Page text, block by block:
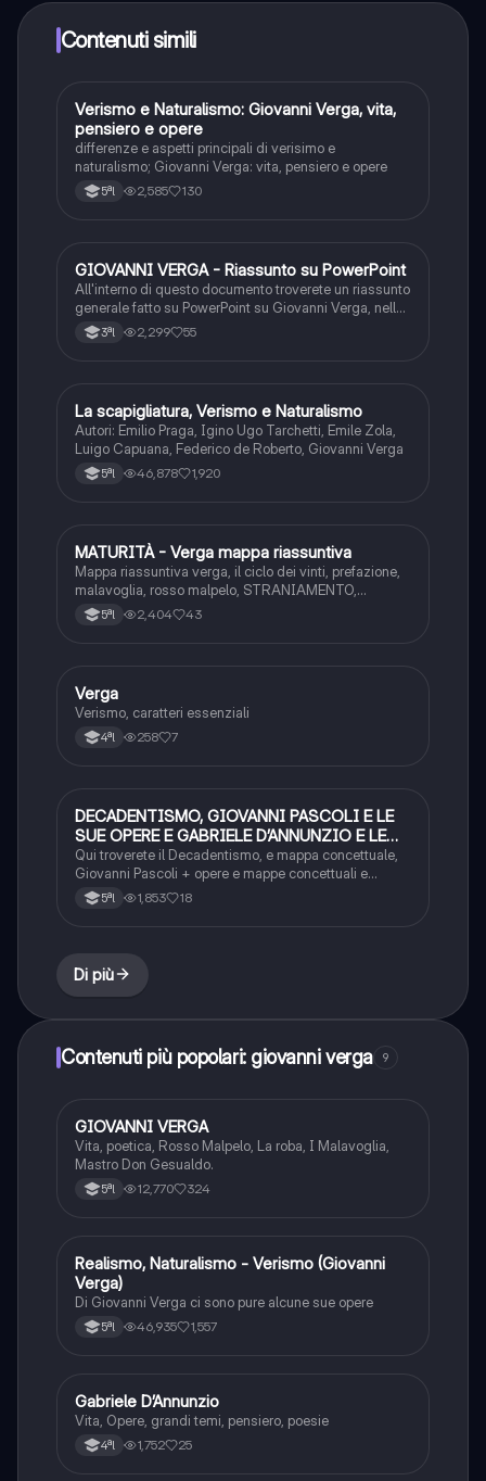
Knowunity Premium, che consente di studiare senza
alcun limite!!
Contenuti simili
Italiano
Verismo e Naturalismo: Giovanni Verga, vita,
pensiero e opere
differenze e aspetti principali di verisimo e
naturalismo; Giovanni Verga: vita, pensiero e opere
5ªl 2,585 130
Italiano
GIOVANNI VERGA - Riassunto su PowerPoint
All'interno di questo documento troverete un riassunto
generale fatto su PowerPoint su Giovanni Verga, nello
specifico: Vita, Firenze, Milano, Il ritorno in Sicilia,
Tecniche narratologiche, La poetica, I Malavoglia e
3ªl 2,299 55
Italiano
La scapigliatura, Verismo e Naturalismo
Autori: Emilio Praga, Igino Ugo Tarchetti, Emile Zola,
Luigo Capuana, Federico de Roberto, Giovanni Verga
5ªl 46,878 1,920
Italiano
MATURITÀ - Verga mappa riassuntiva
Mappa riassuntiva verga, il ciclo dei vinti, prefazione,
malavoglia, rosso malpelo, STRANIAMENTO,
straniamento rovesciato, artificio della regressione
5ªl 2,404 43
Italiano
Verga
Verismo, caratteri essenziali
4ªl 258 7
Italiano
DECADENTISMO, GIOVANNI PASCOLI E LE
SUE OPERE E GABRIELE D’ANNUNZIO E LE
SUE OPERE+MAPPE CONETTUALI
Qui troverete il Decadentismo, e mappa concettuale,
Giovanni Pascoli + opere e mappe concettuali e
Gabriele D’Annunzio + opere e mappe concettuale
5ªl 1,853 18
Di più
Contenuti più popolari: giovanni verga 9
Italiano
GIOVANNI VERGA
Vita, poetica, Rosso Malpelo, La roba, I Malavoglia,
Mastro Don Gesualdo.
5ªl 12,770 324
Italiano
Realismo, Naturalismo - Verismo (Giovanni
Verga)
Di Giovanni Verga ci sono pure alcune sue opere
5ªl 46,935 1,557
Italiano
Gabriele D’Annunzio
Vita, Opere, grandi temi, pensiero, poesie
4ªl 1,752 25